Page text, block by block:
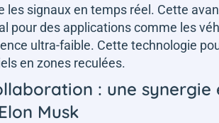
signaux en temps réel. Cette
pour des applications comme les
ultra-faible. Cette technologie
en zones reculées.
: une
Musk